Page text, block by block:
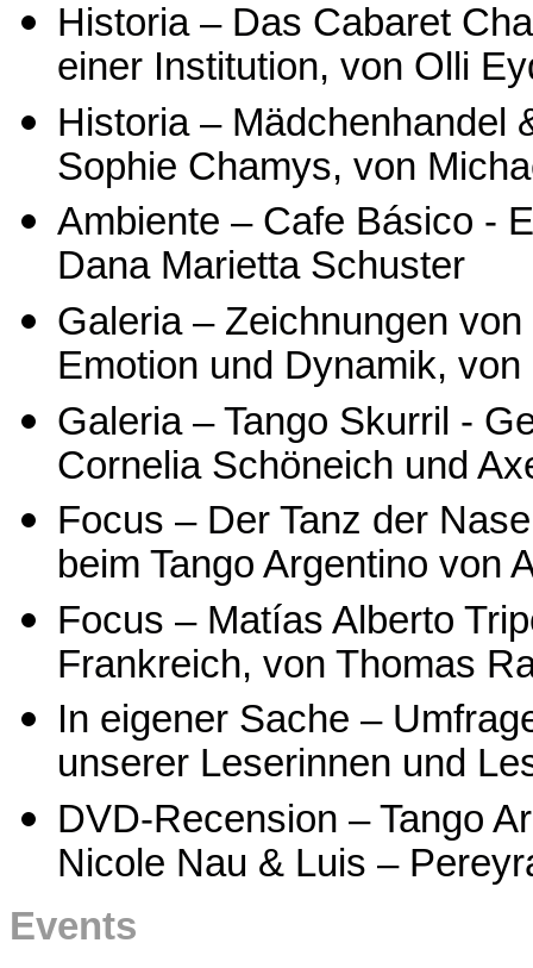
Historia – Das Cabaret
einer Institution, von Olli
Historia – Mädchenhandel
Sophie Chamys, von
Ambiente – Cafe Básico -
Dana Marietta Schuster
Galeria – Zeichnungen
Emotion und Dynamik,
Galeria – Tango Skurril -
Cornelia Schöneich und
Focus – Der Tanz der
beim Tango Argentino von
Focus – Matías Alberto
Frankreich, von Thomas
In eigener Sache –
unserer Leserinnen und
DVD-Recension – Tango
Nicole Nau & Luis –
Events